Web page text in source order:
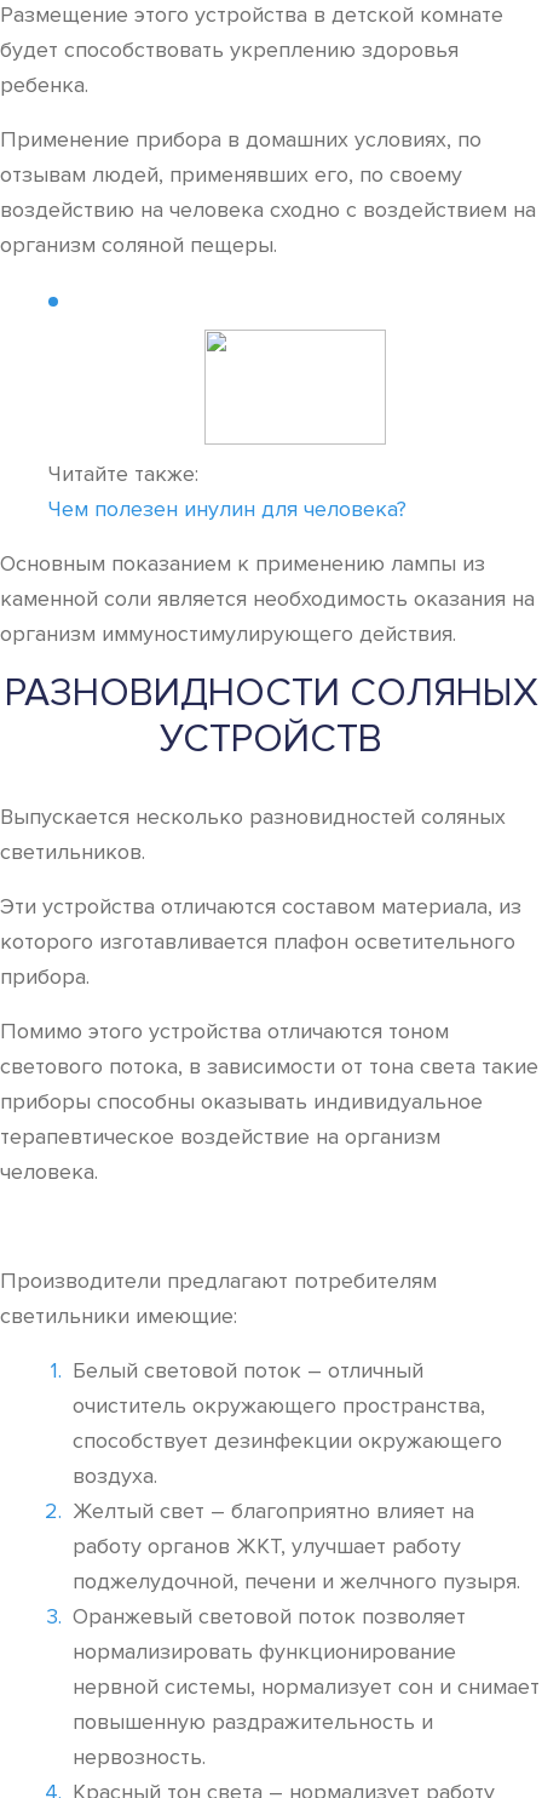
Размещение этого устройства в детской комнате
будет способствовать укреплению здоровья
ребенка.
Применение прибора в домашних условиях, по
отзывам людей, применявших его, по своему
воздействию на человека сходно с воздействием на
организм соляной пещеры.
Читайте также:
Чем полезен инулин для человека?
Основным показанием к применению лампы из
каменной соли является необходимость оказания на
организм иммуностимулирующего действия.
РАЗНОВИДНОСТИ СОЛЯНЫХ
УСТРОЙСТВ
Выпускается несколько разновидностей соляных
светильников.
Эти устройства отличаются составом материала, из
которого изготавливается плафон осветительного
прибора.
Помимо этого устройства отличаются тоном
светового потока, в зависимости от тона света такие
приборы способны оказывать индивидуальное
терапевтическое воздействие на организм
человека.
Производители предлагают потребителям
светильники имеющие:
Белый световой поток – отличный
очиститель окружающего пространства,
способствует дезинфекции окружающего
воздуха.
Желтый свет – благоприятно влияет на
работу органов ЖКТ, улучшает работу
поджелудочной, печени и желчного пузыря.
Оранжевый световой поток позволяет
нормализировать функционирование
нервной системы, нормализует сон и снимает
повышенную раздражительность и
нервозность.
Красный тон света – нормализует работу